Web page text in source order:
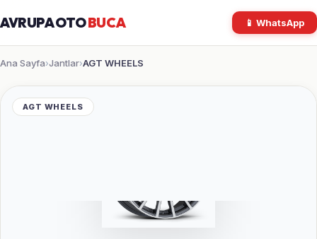
AVRUPA OTOBUCA 📱 WhatsApp
Ana Sayfa›Jantlar›AGT WHEELS
AGT WHEELS